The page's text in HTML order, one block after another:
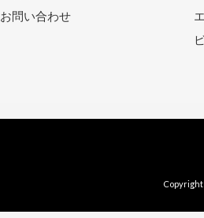
お問い合わせ